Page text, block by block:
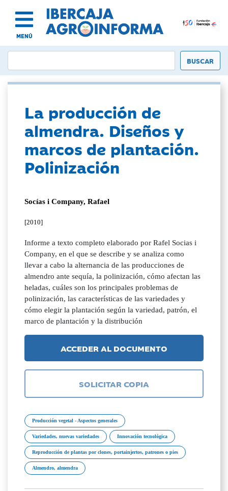
MENÚ
La producción de
almendra. Diseños y
marcos de plantación.
Polinización
Socías i Company, Rafael
[2010]
Informe a texto completo elaborado por Rafel Socias i
Company, en el que se describe y se analiza como
llevar a cabo la alternancia de las producciones de
almendro ante sequía, la polinización, cómo afectan las
heladas, cuáles son los principales problemas de
polinización, las características de las variedades y
cómo elegir la plantación según la variedad, patrón, el
marco de plantación y la distribución
ACCEDER AL DOCUMENTO
SOLICITAR COPIA
Producción vegetal - Aspectos generales
Variedades, nuevas variedades Innovación tecnológica
Reproducción de plantas por clones, portainjertos, patrones o pies
Almendro, almendra